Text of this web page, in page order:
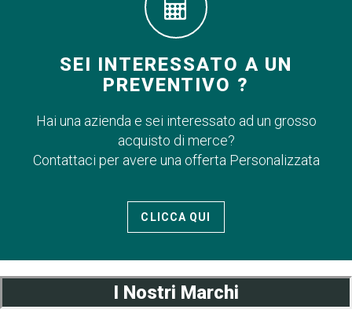
SEI INTERESSATO A UN
PREVENTIVO ?
Hai una azienda e sei interessato ad un grosso
acquisto di merce?
Contattaci per avere una offerta Personalizzata
CLICCA QUI
I Nostri Marchi